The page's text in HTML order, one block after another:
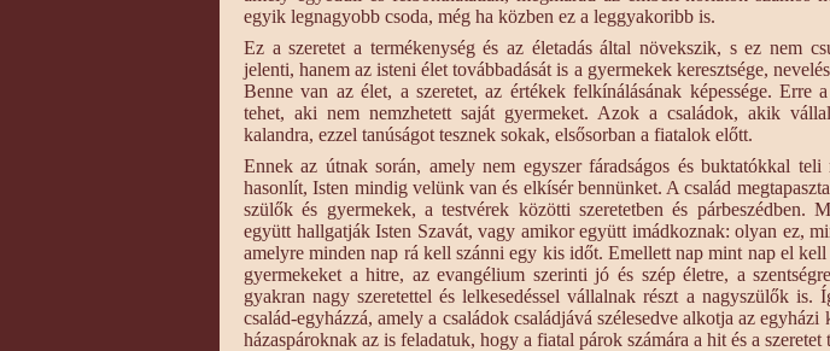
egyik legnagyobb csoda, még ha közben ez a leggyakoribb is.
Ez a szeretet a termékenység és az életadás által növekszik, s ez nem
jelenti, hanem az isteni élet továbbadását is a gyermekek keresztsége,
Benne van az élet, a szeretet, az értékek felkínálásának képessége. Erre
tehet, aki nem nemzhetett saját gyermeket. Azok a családok, akik
kalandra, ezzel tanúságot tesznek sokak, elsősorban a fiatalok előtt.
Ennek az útnak során, amely nem egyszer fáradságos és buktatókkal teli
hasonlít, Isten mindig velünk van és elkísér bennünket. A család
szülők és gyermekek, a testvérek közötti szeretetben és párbeszédben.
együtt hallgatják Isten Szavát, vagy amikor együtt imádkoznak: olyan ez,
amelyre minden nap rá kell szánni egy kis időt. Emellett nap mint nap el
gyermekeket a hitre, az evangélium szerinti jó és szép életre, a
gyakran nagy szeretettel és lelkesedéssel vállalnak részt a nagyszülők is.
család-egyházzá, amely a családok családjává szélesedve alkotja az egyházi
házaspároknak az is feladatuk, hogy a fiatal párok számára a hit és a szeretet